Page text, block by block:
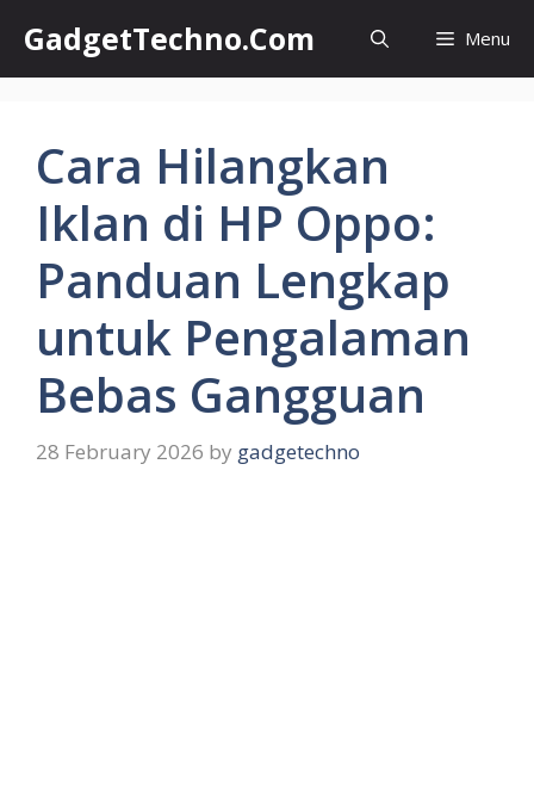
content
GadgetTechno.Com Menu
Cara Hilangkan
Iklan di HP Oppo:
Panduan Lengkap
untuk Pengalaman
Bebas Gangguan
28 February 2026 by gadgetechno